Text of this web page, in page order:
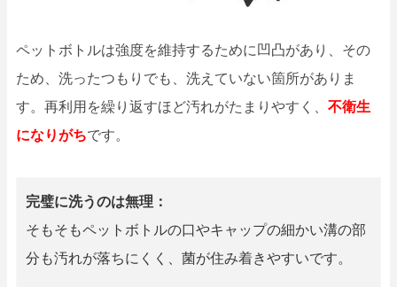
ペットボトルは強度を維持するために凹凸があり、その
ため、洗ったつもりでも、洗えていない箇所がありま
す。再利用を繰り返すほど汚れがたまりやすく、 不衛生
になりがちです。
完璧に洗うのは無理：
そもそもペットボトルの口やキャップの細かい溝の部
分も汚れが落ちにくく、菌が住み着きやすいです。